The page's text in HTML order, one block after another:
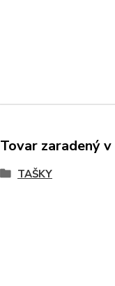
Tovar zaradený
TAŠKY